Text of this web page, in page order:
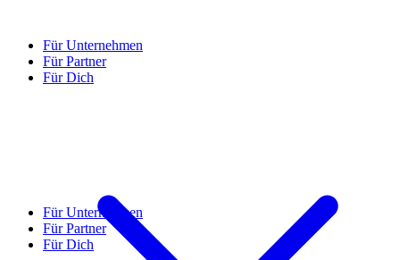
Für Unternehmen
Für Partner
Für Dich
Für Unternehmen
Für Partner
Für Dich